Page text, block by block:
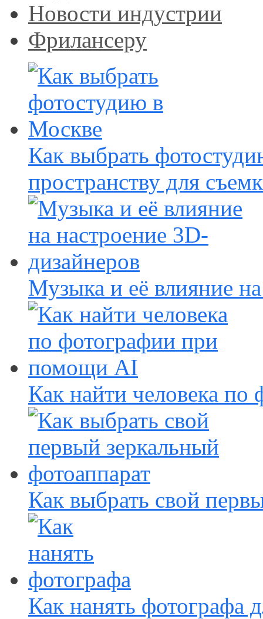
Новости индустрии
Фрилансеру
Как выбрать
пространству для
Музыка и её влияние
Как найти человека
Как выбрать свой
Как нанять фотографа